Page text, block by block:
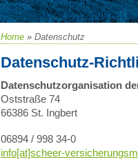
Home » Datenschutz
Datenschutz-
Datenschutzorganisation
Oststraße 74
66386 St. Ingbert
06894 / 998 34-0
info[at]scheer-